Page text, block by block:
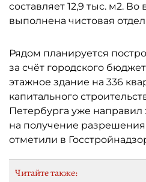
составляет 12,9 тыс. м2. Во
выполнена чистовая
Рядом планируется
за счёт городского
этажное здание на 336
капитального
Петербурга уже направил
на получение разрешения
отметили в
Читайте также: